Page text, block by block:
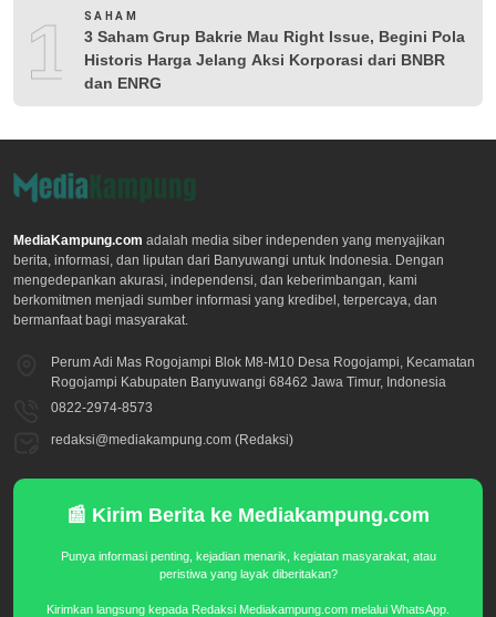
10
SAHAM
3 Saham Grup Bakrie Mau Right Issue, Begini Pola
Historis Harga Jelang Aksi Korporasi dari BNBR
dan ENRG
MediaKampung.com adalah media siber independen yang menyajikan
berita, informasi, dan liputan dari Banyuwangi untuk Indonesia. Dengan
mengedepankan akurasi, independensi, dan keberimbangan, kami
berkomitmen menjadi sumber informasi yang kredibel, terpercaya, dan
bermanfaat bagi masyarakat.
Perum Adi Mas Rogojampi Blok M8-M10 Desa Rogojampi, Kecamatan
Rogojampi Kabupaten Banyuwangi 68462 Jawa Timur, Indonesia
0822-2974-8573
redaksi@mediakampung.com (Redaksi)
📰 Kirim Berita ke Mediakampung.com
Punya informasi penting, kejadian menarik, kegiatan masyarakat, atau
peristiwa yang layak diberitakan?
Kirimkan langsung kepada Redaksi Mediakampung.com melalui WhatsApp.